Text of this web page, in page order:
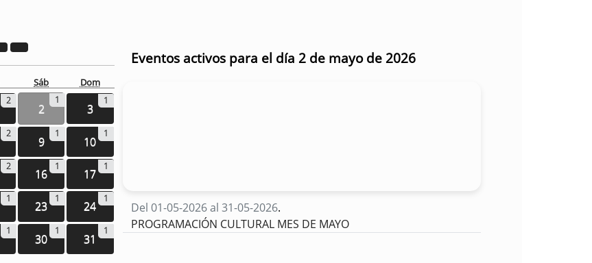
Sáb Dom
2
2
1
3
1
2
9
1
10
1
2
16
1
17
1
1
23
1
24
1
1
30
1
31
1
Eventos activos para el día 2 de mayo de 2026
Del 01-05-2026 al 31-05-2026.
PROGRAMACIÓN CULTURAL MES DE MAYO